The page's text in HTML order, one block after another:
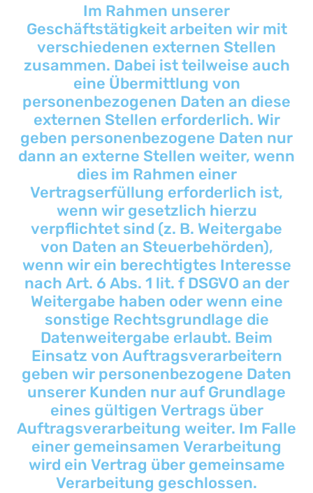
Im Rahmen unserer
Geschäftstätigkeit arbeiten wir mit
verschiedenen externen Stellen
zusammen. Dabei ist teilweise auch
eine Übermittlung von
personenbezogenen Daten an diese
externen Stellen erforderlich. Wir
geben personenbezogene Daten nur
dann an externe Stellen weiter, wenn
dies im Rahmen einer
Vertragserfüllung erforderlich ist,
wenn wir gesetzlich hierzu
verpflichtet sind (z. B. Weitergabe
von Daten an Steuerbehörden),
wenn wir ein berechtigtes Interesse
nach Art. 6 Abs. 1 lit. f DSGVO an der
Weitergabe haben oder wenn eine
sonstige Rechtsgrundlage die
Datenweitergabe erlaubt. Beim
Einsatz von Auftragsverarbeitern
geben wir personenbezogene Daten
unserer Kunden nur auf Grundlage
eines gültigen Vertrags über
Auftragsverarbeitung weiter. Im Falle
einer gemeinsamen Verarbeitung
wird ein Vertrag über gemeinsame
Verarbeitung geschlossen.